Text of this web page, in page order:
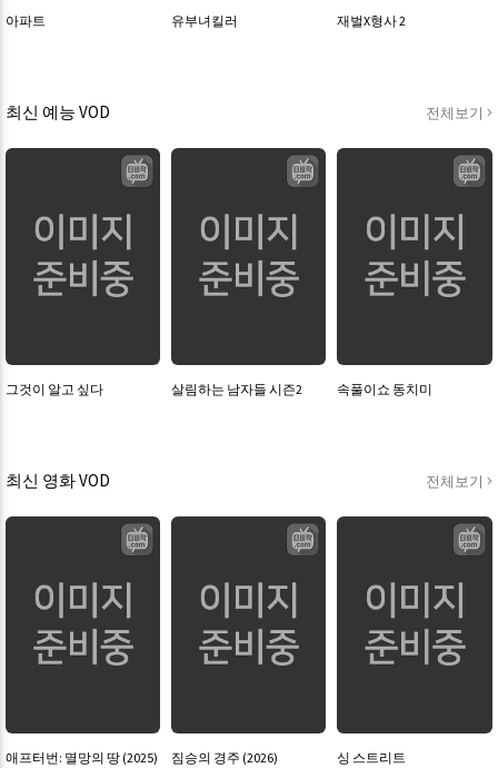
아파트 유부녀킬러 재벌X형사 2
최신 예능 VOD 전체보기
그것이 알고 싶다 살림하는 남자들 시즌2 속풀이쇼 동치미
최신 영화 VOD 전체보기
애프터번: 멸망의 땅 (2025) 짐승의 경주 (2026) 싱 스트리트